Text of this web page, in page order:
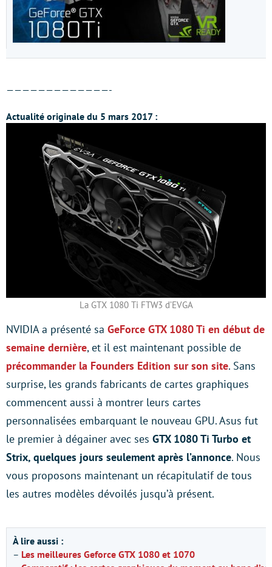
—————————————-
Actualité originale du 5 mars 2017 :
La GTX 1080 Ti FTW3 d’EVGA
NVIDIA a présenté sa GeForce GTX 1080 Ti en début de
semaine dernière, et il est maintenant possible de
précommander la Founders Edition sur son site. Sans
surprise, les grands fabricants de cartes graphiques
commencent aussi à montrer leurs cartes
personnalisées embarquant le nouveau GPU. Asus fut
le premier à dégainer avec ses GTX 1080 Ti Turbo et
Strix, quelques jours seulement après l’annonce. Nous
vous proposons maintenant un récapitulatif de tous
les autres modèles dévoilés jusqu’à présent.
À lire aussi :
– Les meilleures Geforce GTX 1080 et 1070